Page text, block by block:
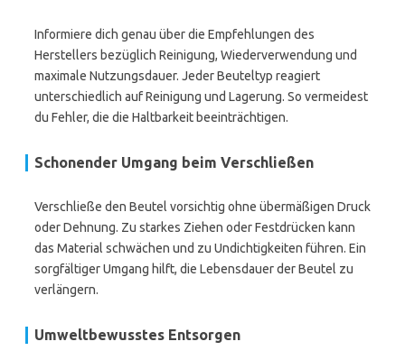
Informiere dich genau über die Empfehlungen des
Herstellers bezüglich Reinigung, Wiederverwendung und
maximale Nutzungsdauer. Jeder Beuteltyp reagiert
unterschiedlich auf Reinigung und Lagerung. So vermeidest
du Fehler, die die Haltbarkeit beeinträchtigen.
Schonender Umgang beim Verschließen
Verschließe den Beutel vorsichtig ohne übermäßigen Druck
oder Dehnung. Zu starkes Ziehen oder Festdrücken kann
das Material schwächen und zu Undichtigkeiten führen. Ein
sorgfältiger Umgang hilft, die Lebensdauer der Beutel zu
verlängern.
Umweltbewusstes Entsorgen